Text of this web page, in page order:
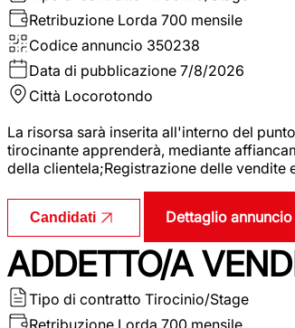
Retribuzione Lorda 700 mensile
Codice annuncio 350238
Data di pubblicazione 7/8/2026
Città Locorotondo
La risorsa sarà inserita all'interno del
tirocinante apprenderà, mediante
della clientela;Registrazione delle
Candidati Dettaglio annuncio
ADDETTO/A
Tipo di contratto Tirocinio/Stage
Retribuzione Lorda 700 mensile